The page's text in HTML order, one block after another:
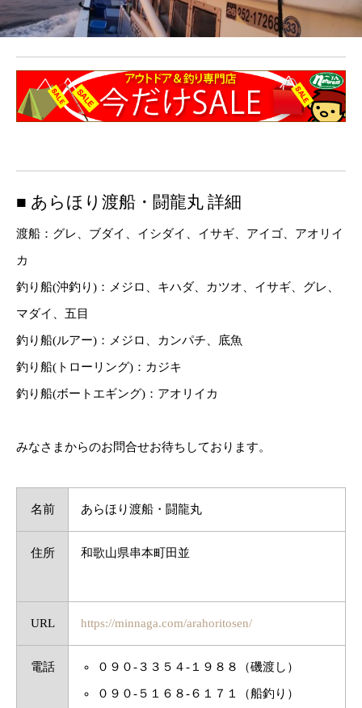
■ あらほり渡船・闘龍丸 詳細
渡船：グレ、ブダイ、イシダイ、イサギ、アイゴ、アオリイ
カ
釣り船(沖釣り)：メジロ、キハダ、カツオ、イサギ、グレ、
マダイ、五目
釣り船(ルアー)：メジロ、カンパチ、底魚
釣り船(トローリング)：カジキ
釣り船(ボートエギング)：アオリイカ
みなさまからのお問合せお待ちしております。
名前 あらほり渡船・闘龍丸
住所 和歌山県串本町田並
URL https://minnaga.com/arahoritosen/
電話 ０９０-３３５４-１９８８（磯渡し）
０９０-５１６８-６１７１（船釣り）